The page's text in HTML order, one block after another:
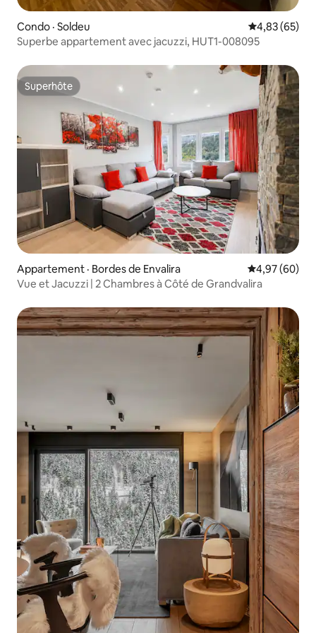
Condo · Soldeu Note
4,83 (65)
Superbe appartement avec jacuzzi, HUT1-008095
Superhôte
Superhôte
Appartement · Bordes de Envalira Note
4,97 (60)
Vue et Jacuzzi | 2 Chambres à Côté de Grandvalira